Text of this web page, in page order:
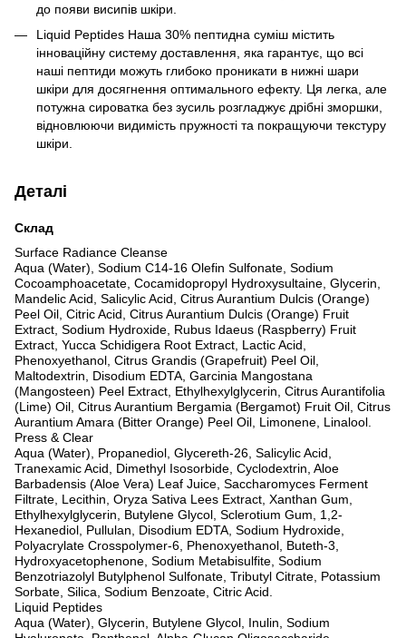
до появи висипів шкіри.
Liquid Peptides Наша 30% пептидна суміш містить
інноваційну систему доставлення, яка гарантує, що всі
наші пептиди можуть глибоко проникати в нижні шари
шкіри для досягнення оптимального ефекту. Ця легка, але
потужна сироватка без зусиль розгладжує дрібні зморшки,
відновлюючи видимість пружності та покращуючи текстуру
шкіри.
Деталі
Склад
Surface Radiance Cleanse
Aqua (Water), Sodium C14-16 Olefin Sulfonate, Sodium
Cocoamphoacetate, Cocamidopropyl Hydroxysultaine, Glycerin,
Mandelic Acid, Salicylic Acid, Citrus Aurantium Dulcis (Orange)
Peel Oil, Citric Acid, Citrus Aurantium Dulcis (Orange) Fruit
Extract, Sodium Hydroxide, Rubus Idaeus (Raspberry) Fruit
Extract, Yucca Schidigera Root Extract, Lactic Acid,
Phenoxyethanol, Citrus Grandis (Grapefruit) Peel Oil,
Maltodextrin, Disodium EDTA, Garcinia Mangostana
(Mangosteen) Peel Extract, Ethylhexylglycerin, Citrus Aurantifolia
(Lime) Oil, Citrus Aurantium Bergamia (Bergamot) Fruit Oil, Citrus
Aurantium Amara (Bitter Orange) Peel Oil, Limonene, Linalool.
Press & Clear
Aqua (Water), Propanediol, Glycereth-26, Salicylic Acid,
Tranexamic Acid, Dimethyl Isosorbide, Cyclodextrin, Aloe
Barbadensis (Aloe Vera) Leaf Juice, Saccharomyces Ferment
Filtrate, Lecithin, Oryza Sativa Lees Extract, Xanthan Gum,
Ethylhexylglycerin, Butylene Glycol, Sclerotium Gum, 1,2-
Hexanediol, Pullulan, Disodium EDTA, Sodium Hydroxide,
Polyacrylate Crosspolymer-6, Phenoxyethanol, Buteth-3,
Hydroxyacetophenone, Sodium Metabisulfite, Sodium
Benzotriazolyl Butylphenol Sulfonate, Tributyl Citrate, Potassium
Sorbate, Silica, Sodium Benzoate, Citric Acid.
Liquid Peptides
Aqua (Water), Glycerin, Butylene Glycol, Inulin, Sodium